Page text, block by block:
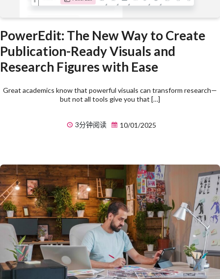
PowerEdit: The New Way to Create
Publication-Ready Visuals and
Research Figures with Ease
Great academics know that powerful visuals can transform research—
but not all tools give you that […]
3分钟阅读 10/01/2025